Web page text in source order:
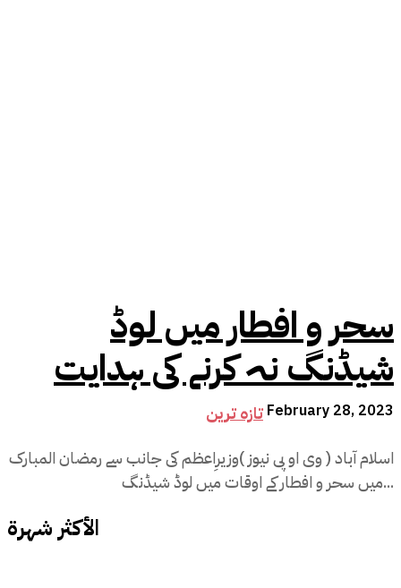
سحر و افطار میں لوڈ
شیڈنگ نہ کرنے کی ہدایت
تازہ ترین February 28, 2023
اسلام آباد ( وی او پی نیوز )وزیرِاعظم کی جانب سے رمضان المبارک
میں سحر و افطار کے اوقات میں لوڈ شیڈنگ...
الأكثر شهرة